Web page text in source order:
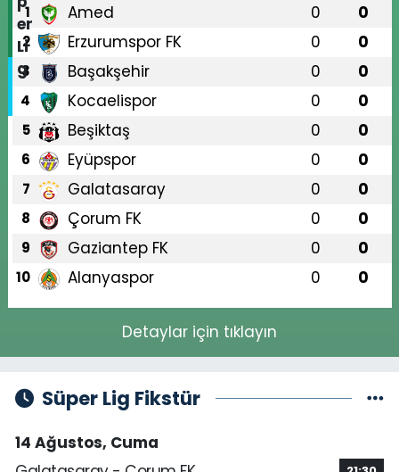
1 Amed 0 0
2 Erzurumspor FK 0 0
3 Başakşehir 0 0
4 Kocaelispor 0 0
5 Beşiktaş 0 0
6 Eyüpspor 0 0
7 Galatasaray 0 0
8 Çorum FK 0 0
9 Gaziantep FK 0 0
10 Alanyaspor 0 0
Detaylar için tıklayın
Süper Lig Fikstür
14 Ağustos, Cuma